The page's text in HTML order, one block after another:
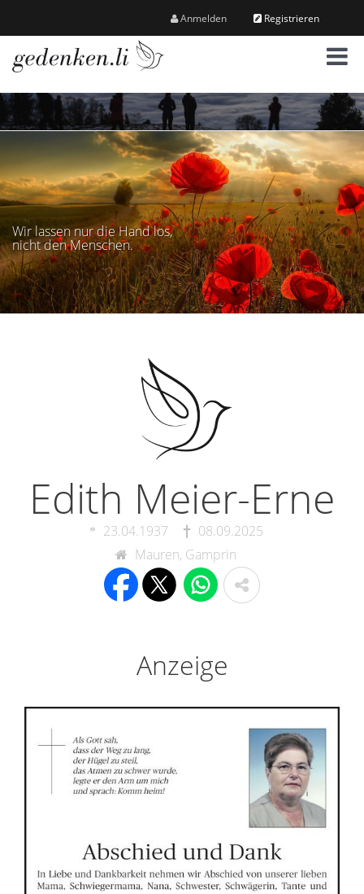
Anmelden Registrieren
M
e
n
ü
Wir lassen nur die Hand los,
nicht den Menschen.
Edith Meier-Erne
23.04.1937
08.09.2025
Mauren, Gamprin
Anzeige